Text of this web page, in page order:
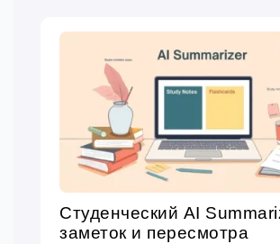
Студенческий AI
заметок и пересмотра